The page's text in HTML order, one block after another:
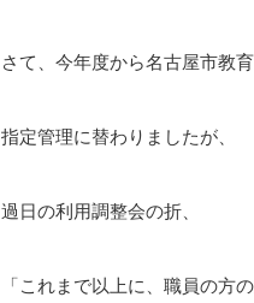
さて、今年度から名古屋市教
指定管理に替わりましたが、
過日の利用調整会の折、
「これまで以上に、職員の方